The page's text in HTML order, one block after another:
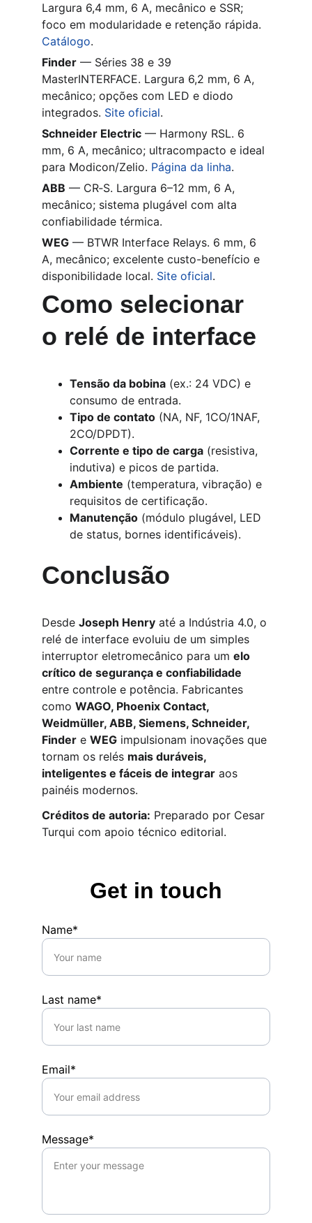
Largura 6,4 mm, 6 A, mecânico e SSR;
foco em modularidade e retenção rápida.
Catálogo.
Finder — Séries 38 e 39
MasterINTERFACE. Largura 6,2 mm, 6 A,
mecânico; opções com LED e diodo
integrados. Site oficial.
Schneider Electric — Harmony RSL. 6
mm, 6 A, mecânico; ultracompacto e ideal
para Modicon/Zelio. Página da linha.
ABB — CR‑S. Largura 6–12 mm, 6 A,
mecânico; sistema plugável com alta
confiabilidade térmica.
WEG — BTWR Interface Relays. 6 mm, 6
A, mecânico; excelente custo-benefício e
disponibilidade local. Site oficial.
Como selecionar
o relé de interface
Tensão da bobina (ex.: 24 VDC) e
consumo de entrada.
Tipo de contato (NA, NF, 1CO/1NAF,
2CO/DPDT).
Corrente e tipo de carga (resistiva,
indutiva) e picos de partida.
Ambiente (temperatura, vibração) e
requisitos de certificação.
Manutenção (módulo plugável, LED
de status, bornes identificáveis).
Conclusão
Desde Joseph Henry até a Indústria 4.0, o
relé de interface evoluiu de um simples
interruptor eletromecânico para um elo
crítico de segurança e confiabilidade
entre controle e potência. Fabricantes
como WAGO, Phoenix Contact,
Weidmüller, ABB, Siemens, Schneider,
Finder e WEG impulsionam inovações que
tornam os relés mais duráveis,
inteligentes e fáceis de integrar aos
painéis modernos.
Créditos de autoria: Preparado por Cesar
Turqui com apoio técnico editorial.
Get in touch
Name*
Last name*
Email*
Message*